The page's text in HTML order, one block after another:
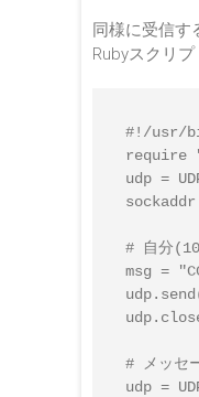
同様に受信す
Rubyスクリ
#!/usr/
require
udp =
# 自分
msg =
# メッセ
udp =